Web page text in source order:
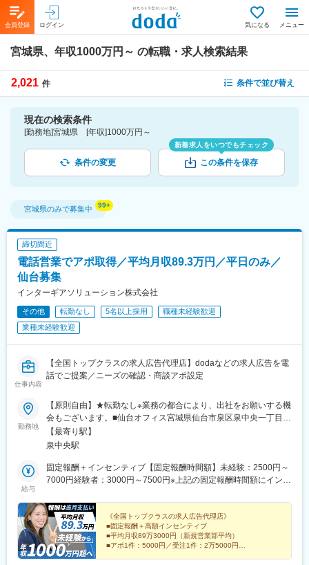
会員登録 ログイン 気になる メニュー
宮城県、年収1000万円～ の転職・求人検索結果
2,021 件 条件で並び替え
現在の検索条件
[勤務地]宮城県 [年収]1000万円～
条件の変更
新着求人をいつでもチェック
この条件を保存
宮城県のみで募集中
締切間近
電話営業でアポ取得／平均月収89.3万円／平日のみ／
仙台募集
インターギアソリューション株式会社
その他 転勤なし 5名以上採用
職種未経験歓迎
業種未経験歓迎
仕事内容
【全国トップクラスの求人広告代理店】dodaなどの求人広告を電
話でご提案／ニーズの確認・商談アポ設定
勤務地
【原則自由】★転勤なし※業務の都合により、出社をお願いする機
会もございます。■仙台オフィス宮城県仙台市泉区泉中央一丁目9-
2 アバンサール泉中央502※オフィス内のデスク、電話、PCは自
由に利用できます。※受動喫煙対策あり：屋内禁煙＜アクセス＞・
【最寄り駅】
泉中央駅
給与
固定報酬＋インセンティブ【固定報酬時間額】未経験：2500円～
7000円経験者：3000円～7500円※上記の固定報酬時間額にインセ
ト）で当月末の1回払い例）12月26日～1月25日までの結果を1月
末に支払い【インセンティブについて（規定あり）】■新規アポイ
ント獲得1件につき5000円■新規受注1件につき2万5000円■その後
の継続受注するたびに2万5000円（※1）■獲得アポイントから1カ
月200万円以上の売上を達成できれば、売上の5％～10％を支給
《全国トップクラスの求人広告代理店》
■固定報酬＋高額インセンティブ
■平均月収89万3000円（新規営業部平均）
■アポ1件：5000円／受注1件：2万5000円